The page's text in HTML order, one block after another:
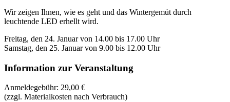
Wir zeigen Ihnen, wie es geht und das Wintergemüt durch
leuchtende LED erhellt wird.
Freitag, den 24. Januar von 14.00 bis 17.00 Uhr
Samstag, den 25. Januar von 9.00 bis 12.00 Uhr
Information zur Veranstaltung
Anmeldegebühr: 29,00 €
(zzgl. Materialkosten nach Verbrauch)